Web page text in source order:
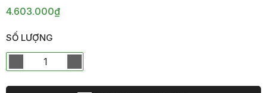
4.603.000₫
SỐ LƯỢNG